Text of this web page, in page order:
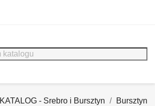
KATALOG - Srebro i Bursztyn
Bursztyn